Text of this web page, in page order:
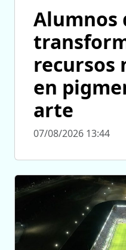
Alumnos
recursos
en
arte
07/08/2026 13:44